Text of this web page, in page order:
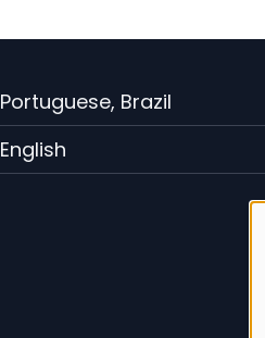
Portuguese, Brazil
English